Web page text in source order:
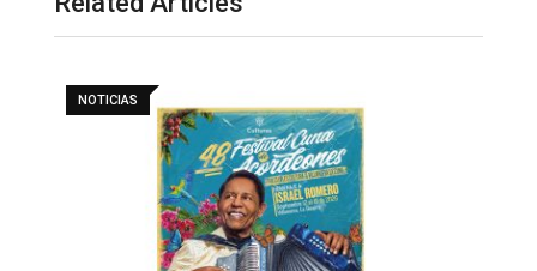
NOTICIAS